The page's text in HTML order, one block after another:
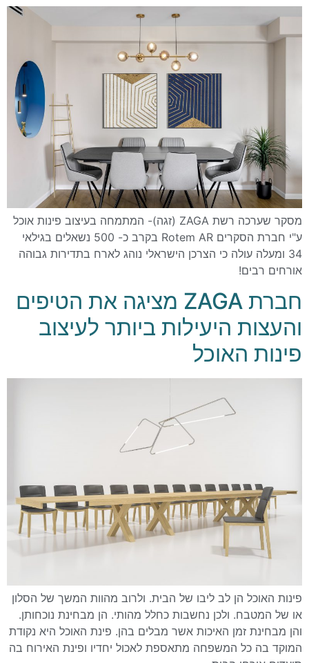
מסקר שערכה רשת ZAGA (זגה)- המתמחה בעיצוב פינות אוכל
ע"י חברת הסקרים Rotem AR בקרב כ- 500 נשאלים בגילאי
34 ומעלה עולה כי הצרכן הישראלי נוהג לארח בתדירות גבוהה
אורחים רבים!
חברת ZAGA מציגה את הטיפים
והעצות היעילות ביותר לעיצוב
פינות האוכל
פינות האוכל הן לב ליבו של הבית. ולרוב מהוות המשך של הסלון
או של המטבח. ולכן נחשבות כחלל מהותי. הן מבחינת נוכחותן.
והן מבחינת זמן האיכות אשר מבלים בהן. פינת האוכל היא נקודת
המוקד בה כל המשפחה מתאספת לאכול יחדיו ופינת האירוח בה